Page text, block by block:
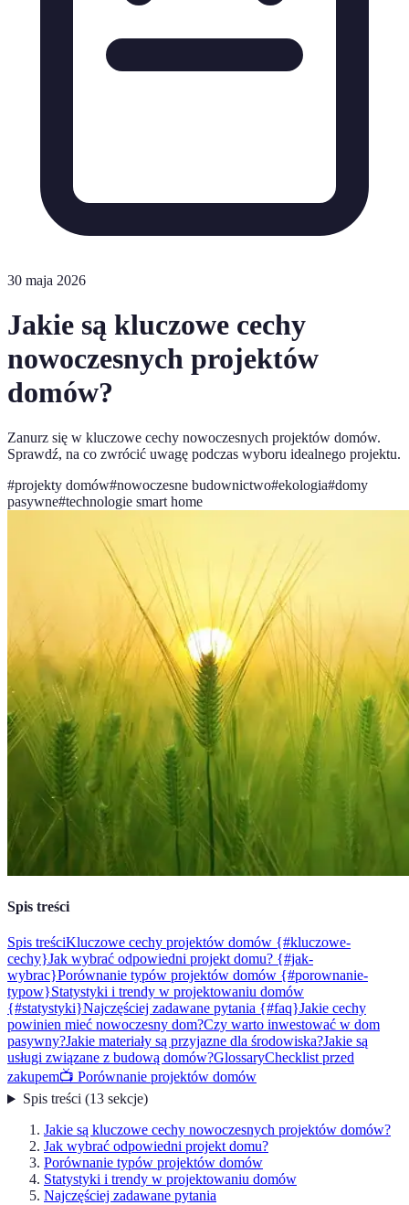
30 maja 2026
Jakie są kluczowe cechy
nowoczesnych projektów
domów?
Zanurz się w kluczowe cechy nowoczesnych projektów domów.
Sprawdź, na co zwrócić uwagę podczas wyboru idealnego projektu.
#projekty domów#nowoczesne budownictwo#ekologia#domy
pasywne#technologie smart home
Spis treści
Spis treściKluczowe cechy projektów domów {#kluczowe-
cechy}Jak wybrać odpowiedni projekt domu? {#jak-
wybrac}Porównanie typów projektów domów {#porownanie-
typow}Statystyki i trendy w projektowaniu domów
{#statystyki}Najczęściej zadawane pytania {#faq}Jakie cechy
powinien mieć nowoczesny dom?Czy warto inwestować w dom
pasywny?Jakie materiały są przyjazne dla środowiska?Jakie są
usługi związane z budową domów?GlossaryChecklist przed
zakupem📺 Porównanie projektów domów
Spis treści(13 sekcje)
Jakie są kluczowe cechy nowoczesnych projektów domów?
Jak wybrać odpowiedni projekt domu?
Porównanie typów projektów domów
Statystyki i trendy w projektowaniu domów
Najczęściej zadawane pytania